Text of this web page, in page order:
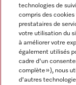
FRANCAIS
Miele sur Instagram
Miele sur
technologies de
compris des
prestataires de
votre utilisation du
à améliorer votre
également utilisés
cadre d'un
complète »), nous
d'autres